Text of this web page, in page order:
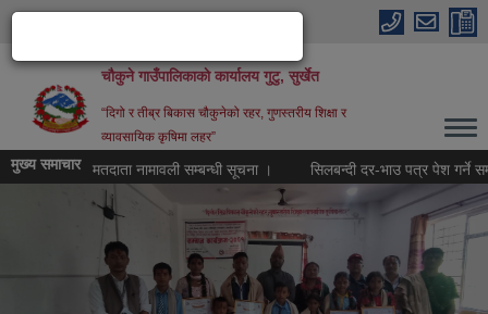
Skip to main content
चौकुने गाउँपालिकाकाे कार्यालय गुटु, सुर्खेत
“दिगो र तीब्र बिकास चौकुनेको रहर, गुणस्तरीय शिक्षा र
व्यावसायिक कृषिमा लहर”
मुख्य समाचारमतदाता नामावली सम्बन्धी सूचना । सिलबन्दी दर-भाउ पत्र पेश गर्ने